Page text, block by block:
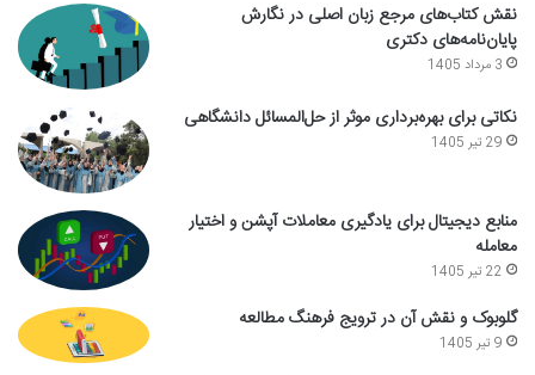
نقش کتاب‌های مرجع زبان اصلی در نگارش
پایان‌نامه‌های دکتری
3 مرداد 1405
نکاتی برای بهره‌برداری موثر از حل‌المسائل دانشگاهی
29 تیر 1405
منابع دیجیتال برای یادگیری معاملات آپشن و اختیار
معامله
22 تیر 1405
گلوبوک و نقش آن در ترویج فرهنگ مطالعه
9 تیر 1405